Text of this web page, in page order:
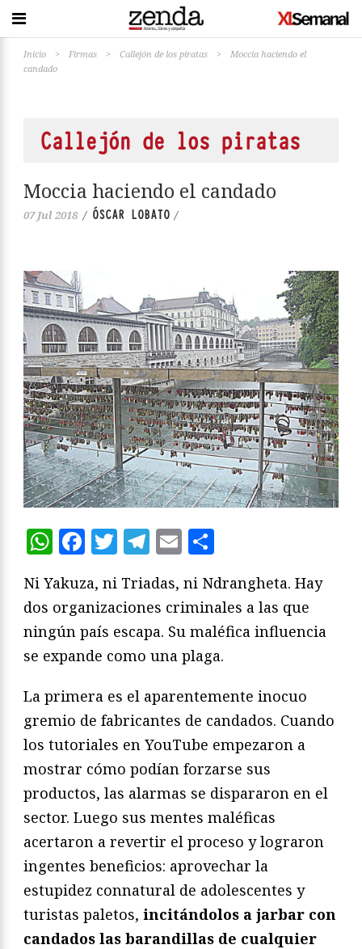
Inicio > Firmas > Callejón de los piratas >
Moccia haciendo el
candado
Callejón de los piratas
Moccia haciendo el candado
07 Jul 2018 / ÓSCAR LOBATO /
WhatsApp
Facebook
Twitter
Telegram
Email
Ni Yakuza, ni Triadas, ni Ndrangheta. Hay
dos organizaciones criminales a las que
ningún país escapa. Su maléfica influencia
se expande como una plaga.
La primera es el aparentemente inocuo
gremio de fabricantes de candados. Cuando
los tutoriales en YouTube empezaron a
mostrar cómo podían forzarse sus
productos, las alarmas se dispararon en el
sector. Luego sus mentes maléficas
acertaron a revertir el proceso y lograron
ingentes beneficios: aprovechar la
estupidez connatural de adolescentes y
turistas paletos, incitándolos a jarbar con
candados las barandillas de cualquier